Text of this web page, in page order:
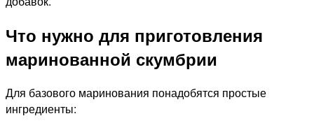
Что нужно для приготовления
маринованной скумбрии
Для базового маринования понадобятся простые
ингредиенты: